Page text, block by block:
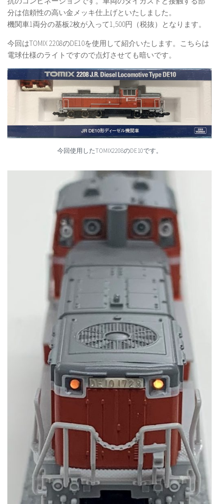
分は信頼性の高い金メッキ仕上げといたしました。
機関車1両分の基板2枚が入って1,500円（税抜）となります。
今回はTOMIX 2208のDE10を使用して紹介いたします。こちらは
電球仕様のライトですので点灯させても暗いです。
今回使用したTOMIX2208のDE10です。